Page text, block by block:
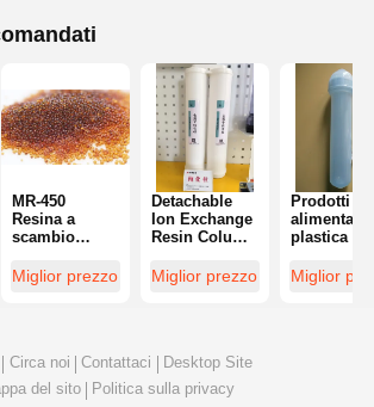
MR-450
Resina a
scambio
acqua
ultrapura
livelli di TOC
inferiori a
PPB
Miglior prezzo
Detachable
Ion Exchange
Resin Column
Purification
Consumables
Miglior prezzo
Prodotti
alimentari
plastica
dell'acqua
Miglior
Circa noi Contattaci
Desktop Site
del sito
Politica sulla privacy